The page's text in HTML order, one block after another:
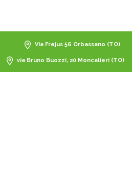
Via Frejus 56 Orbassano (TO)
via Bruno Buozzi, 20 Moncalieri (TO)